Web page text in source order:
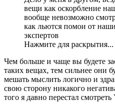
вещи как оскорбление
вообще невозможно
как льются помои от
экспертов
Нажмите для раскрытия...
Чем больше и чаще вы будете
таких вещах, тем сильнее они
мешать мыслить логично и
свою сторону никакого
того я давно перестал